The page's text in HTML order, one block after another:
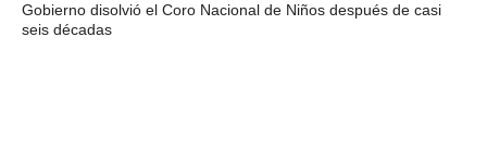
Gobierno disolvió el Coro Nacional de Niños después de casi
seis décadas